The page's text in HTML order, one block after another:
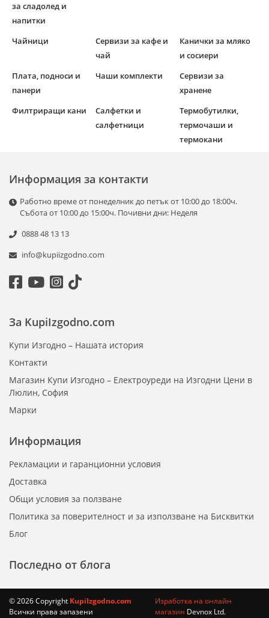
за сладолед и
напитки
Чайници
Сервизи за кафе и
чай
Канички за мляко
и сосиери
Плата, подноси и
панери
Чаши комплекти
Сервизи за
хранене
Филтриращи кани
Салфетки и
салфетници
Термобутилки,
термочаши и
термокани
Информация за контакти
Работно време от понеделник до петък от 10:00 до 18:00ч.
Събота от 10:00 до 15:00ч. Почивни дни: Неделя
0888 48 13 13
info@kupiizgodno.com
Информация
Рекламации и гаранционни условия
Доставка
Общи условия за ползване
Политика за поверителност и за използване на Бисквитки
Блог
За KupiIzgodno.com
Купи Изгодно – Нашата история
Контакти
Магазин Купи Изгодно – Електроуреди на Изгодни Цени в
Люлин, София
Марки
Последно от блога
© 2026 Copyright KupiIzgodno.com
Всички права запазени
Изработка на онлайн
магазин Devnox Ltd.